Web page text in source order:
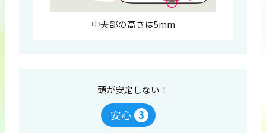
中央部の高さは5mm
頭が安定しない！
安心 3